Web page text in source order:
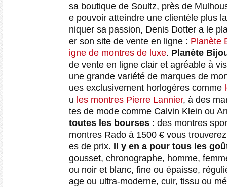
sa boutique de Soultz, près de
e pouvoir atteindre une clientèle plus
niquer sa passion, Denis Dotter a le
er son site de vente en ligne : Planète
igne de montres de luxe. Planète
de vente en ligne clair et agréable à
une grande variété de marques de
ues exclusivement horlogères comme
u les montres Pierre Lannier, à des
tes de mode comme Calvin Klein ou
toutes les bourses : des montres
montres Rado à 1500 € vous
es de prix. Il y en a pour tous les
gousset, chronographe, homme,
ou noir et blanc, fine ou épaisse,
age ou ultra-moderne, cuir, tissu ou